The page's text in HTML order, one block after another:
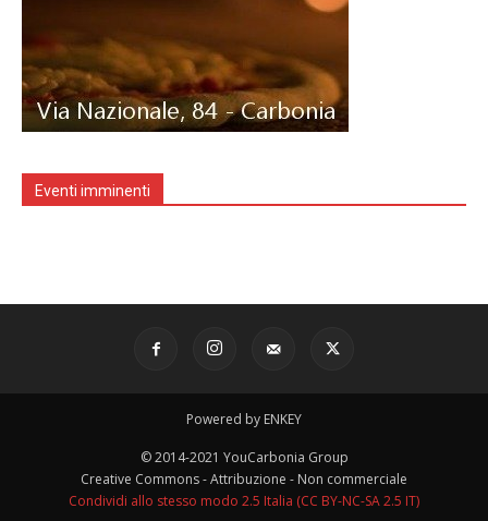
Eventi imminenti
Powered by ENKEY
© 2014-2021 YouCarbonia Group
Creative Commons - Attribuzione - Non commerciale
Condividi allo stesso modo 2.5 Italia (CC BY-NC-SA 2.5 IT)